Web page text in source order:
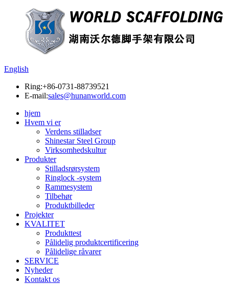
English
Ring:+86-0731-88739521
E-mail:sales@hunanworld.com
hjem
Hvem vi er
Verdens stilladser
Shinestar Steel Group
Virksomhedskultur
Produkter
Stilladsrørsystem
Ringlock -system
Rammesystem
Tilbehør
Produktbilleder
Projekter
KVALITET
Produkttest
Pålidelig produktcertificering
Pålidelige råvarer
SERVICE
Nyheder
Kontakt os